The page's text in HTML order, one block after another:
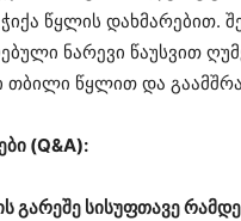
წყლის დახმარებით.
ნარევი წაუსვით
წყლით და
(Q&A):
გარეშე სისუფთავე